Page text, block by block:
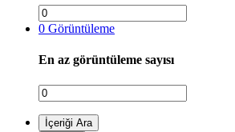
0 Görüntüleme
En az görüntüleme sayısı
İçeriği Ara